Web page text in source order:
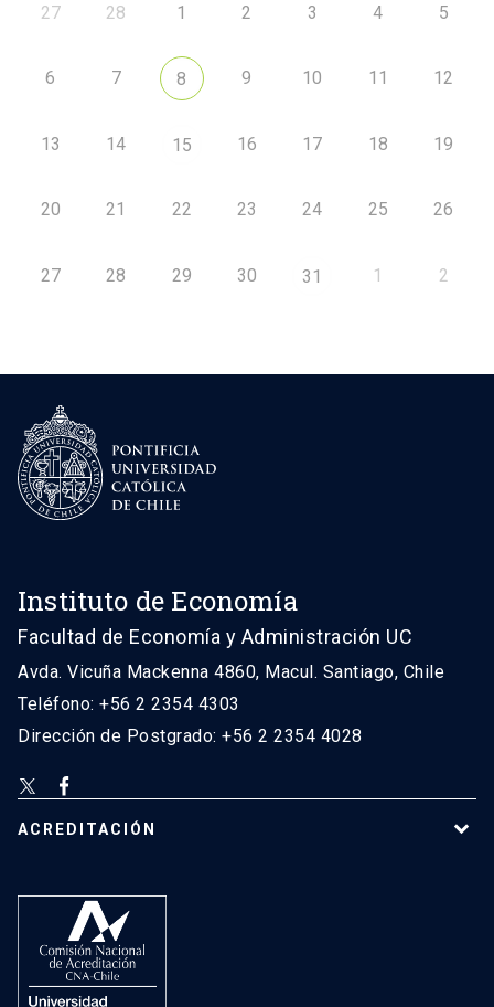
27 28 1 2 3 4 5
6 7 8 9 10 11 12
13 14 15 16 17 18 19
20 21 22 23 24 25 26
27 28 29 30 31 1 2
Instituto de Economía
Facultad de Economía y Administración UC
Avda. Vicuña Mackenna 4860, Macul. Santiago, Chile
Teléfono: +56 2 2354 4303
Dirección de Postgrado: +56 2 2354 4028
ACREDITACIÓN